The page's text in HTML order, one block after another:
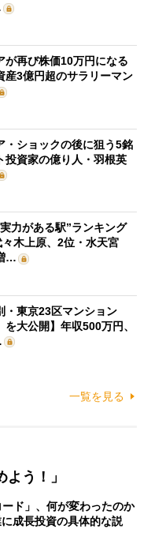
が再び株価10万円になる
産3億円超のサラリーマン
・ショックの後に狙う5銘
投資家の億り人・羽根英
実力がある駅”ランキング
木上原、2位・水天宮
…
・東京23区マンション
を大公開】年収500万円、
一覧を見る
う！」
ド」、何が変わったのか
成長投資の具体的な説